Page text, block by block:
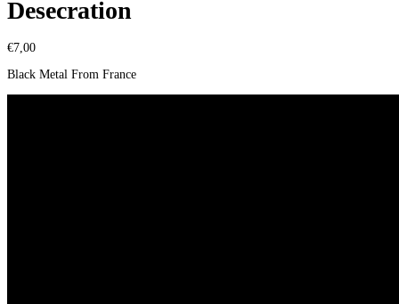
Desecration
€7,00
Black Metal From France